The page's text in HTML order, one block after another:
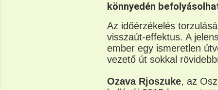
könnyedén
Az időérzékelés
visszaút-effektus. A
ember egy ismeretlen
vezető út sokkal
Ozava Rjoszuke, az